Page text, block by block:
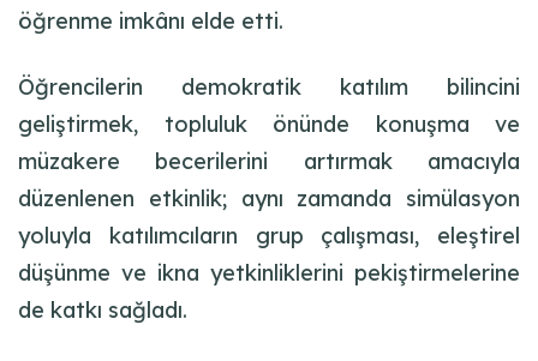
öğrenme imkânı elde etti.
Öğrencilerin demokratik katılım bilincini
geliştirmek, topluluk önünde konuşma ve
müzakere becerilerini artırmak amacıyla
düzenlenen etkinlik; aynı zamanda simülasyon
yoluyla katılımcıların grup çalışması, eleştirel
düşünme ve ikna yetkinliklerini pekiştirmelerine
de katkı sağladı.